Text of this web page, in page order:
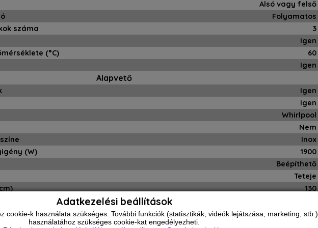
Alsó vagy felső
Folyamatos
száma
3
Igen
(°C)
60
Igen
Alapvető
Igen
Igen
Whirlpool
Nem
Inox
(W)
1900
Beépíthető
Teteje
130
ciklusideje (perc)
220
Adatkezelési beállítások
cookie-k használata szükséges. További funkciók (statisztikák, videók lejátszása, marketing, stb.)
használatához szükséges cookie-kat engedélyezheti.